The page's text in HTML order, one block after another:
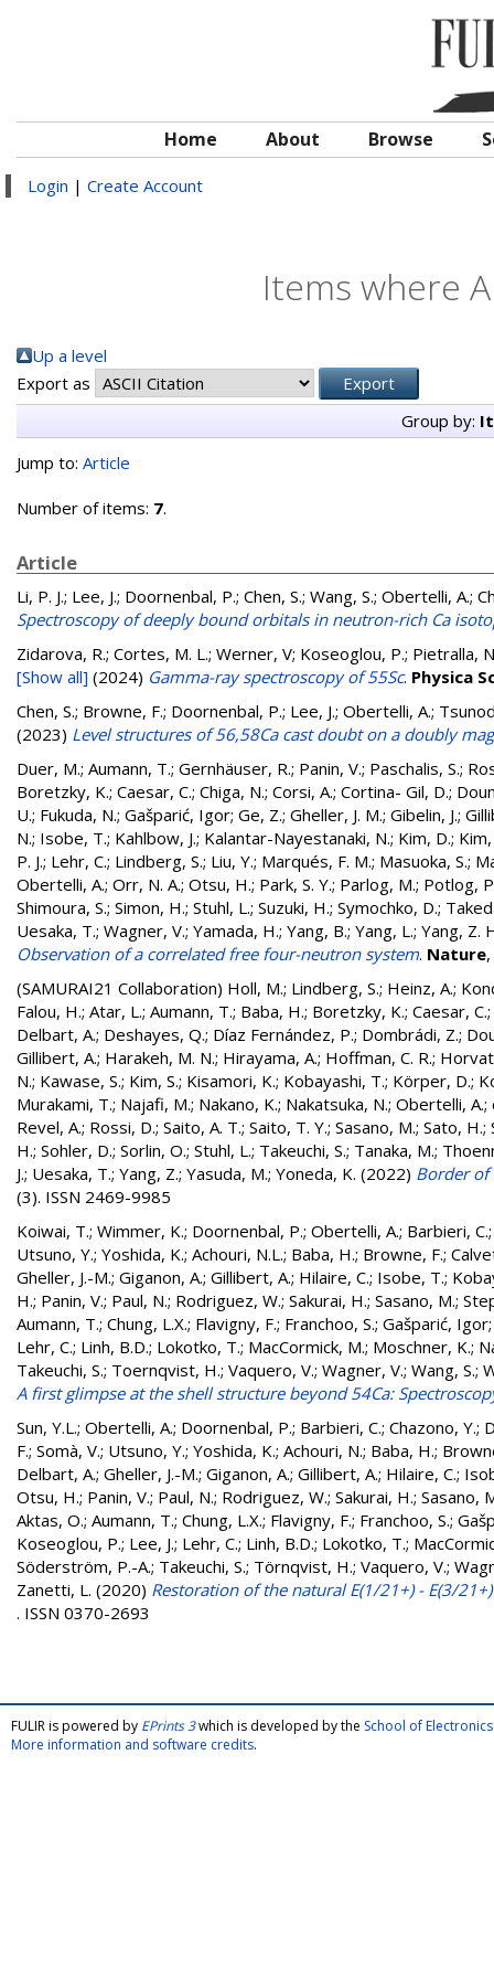
Home About Browse
Login | Create Account
Items where
Up a level
Export as
Group by:
Jump to: Article
Number of items: 7.
Article
Li, P. J.; Lee, J.; Doornenbal, P.; Chen, S.; Wang, S.; Obertelli, A.;
Spectroscopy of deeply bound orbitals in neutron-rich Ca
Zidarova, R.; Cortes, M. L.; Werner, V; Koseoglou, P.; Pietralla,
[Show all] (2024) Gamma-ray spectroscopy of 55Sc. Physica
Chen, S.; Browne, F.; Doornenbal, P.; Lee, J.; Obertelli, A.;
(2023) Level structures of 56,58Ca cast doubt on a doubly
Duer, M.; Aumann, T.; Gernhäuser, R.; Panin, V.; Paschalis, S.;
Boretzky, K.; Caesar, C.; Chiga, N.; Corsi, A.; Cortina- Gil, D.;
U.; Fukuda, N.; Gašparić, Igor; Ge, Z.; Gheller, J. M.; Gibelin, J.;
N.; Isobe, T.; Kahlbow, J.; Kalantar-Nayestanaki, N.; Kim, D.; Kim,
P. J.; Lehr, C.; Lindberg, S.; Liu, Y.; Marqués, F. M.; Masuoka, S.;
Obertelli, A.; Orr, N. A.; Otsu, H.; Park, S. Y.; Parlog, M.; Potlog,
Shimoura, S.; Simon, H.; Stuhl, L.; Suzuki, H.; Symochko, D.;
Uesaka, T.; Wagner, V.; Yamada, H.; Yang, B.; Yang, L.; Yang, Z.
Observation of a correlated free four-neutron system. Nature
(SAMURAI21 Collaboration) Holl, M.; Lindberg, S.; Heinz, A.;
Falou, H.; Atar, L.; Aumann, T.; Baba, H.; Boretzky, K.; Caesar, C.;
Delbart, A.; Deshayes, Q.; Díaz Fernández, P.; Dombrádi, Z.;
Gillibert, A.; Harakeh, M. N.; Hirayama, A.; Hoffman, C. R.;
N.; Kawase, S.; Kim, S.; Kisamori, K.; Kobayashi, T.; Körper, D.;
Murakami, T.; Najafi, M.; Nakano, K.; Nakatsuka, N.; Obertelli, A.;
Revel, A.; Rossi, D.; Saito, A. T.; Saito, T. Y.; Sasano, M.; Sato, H.;
H.; Sohler, D.; Sorlin, O.; Stuhl, L.; Takeuchi, S.; Tanaka, M.;
J.; Uesaka, T.; Yang, Z.; Yasuda, M.; Yoneda, K. (2022) Border of
(3). ISSN 2469-9985
Koiwai, T.; Wimmer, K.; Doornenbal, P.; Obertelli, A.; Barbieri, C.
Utsuno, Y.; Yoshida, K.; Achouri, N.L.; Baba, H.; Browne, F.;
Gheller, J.-M.; Giganon, A.; Gillibert, A.; Hilaire, C.; Isobe, T.;
H.; Panin, V.; Paul, N.; Rodriguez, W.; Sakurai, H.; Sasano, M.;
Aumann, T.; Chung, L.X.; Flavigny, F.; Franchoo, S.; Gašparić, Igor
Lehr, C.; Linh, B.D.; Lokotko, T.; MacCormick, M.; Moschner, K.;
Takeuchi, S.; Toernqvist, H.; Vaquero, V.; Wagner, V.; Wang, S.;
A first glimpse at the shell structure beyond 54Ca:
Sun, Y.L.; Obertelli, A.; Doornenbal, P.; Barbieri, C.; Chazono, Y.;
F.; Somà, V.; Utsuno, Y.; Yoshida, K.; Achouri, N.; Baba, H.;
Delbart, A.; Gheller, J.-M.; Giganon, A.; Gillibert, A.; Hilaire, C.;
Otsu, H.; Panin, V.; Paul, N.; Rodriguez, W.; Sakurai, H.; Sasano,
Aktas, O.; Aumann, T.; Chung, L.X.; Flavigny, F.; Franchoo, S.;
Koseoglou, P.; Lee, J.; Lehr, C.; Linh, B.D.; Lokotko, T.;
Söderström, P.-A.; Takeuchi, S.; Törnqvist, H.; Vaquero, V.;
Zanetti, L. (2020) Restoration of the natural E(1/21+) - E(3/
. ISSN 0370-2693
FULIR is powered by EPrints 3which is developed by the School of
More information and software credits.